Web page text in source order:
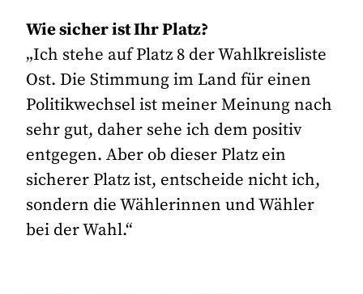
Wie sicher ist Ihr Platz?
„Ich stehe auf Platz 8 der Wahlkreisliste
Ost. Die Stimmung im Land für einen
Politikwechsel ist meiner Meinung nach
sehr gut, daher sehe ich dem positiv
entgegen. Aber ob dieser Platz ein
sicherer Platz ist, entscheide nicht ich,
sondern die Wählerinnen und Wähler
bei der Wahl.“